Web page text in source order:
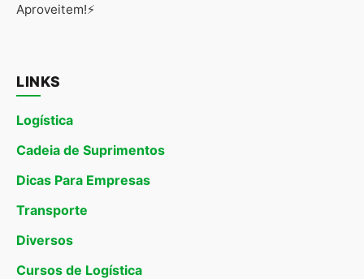
Aproveitem!⚡
LINKS
Logística
Cadeia de Suprimentos
Dicas Para Empresas
Transporte
Diversos
Cursos de Logística